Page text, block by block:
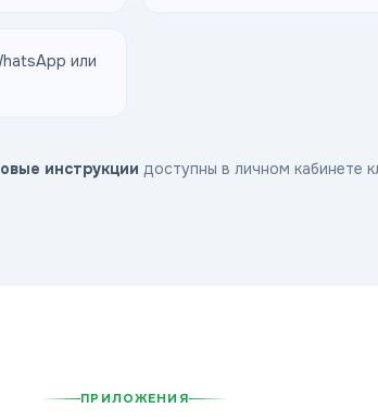
или
инструкции доступны в личном кабинете
ПРИЛОЖЕНИЯ